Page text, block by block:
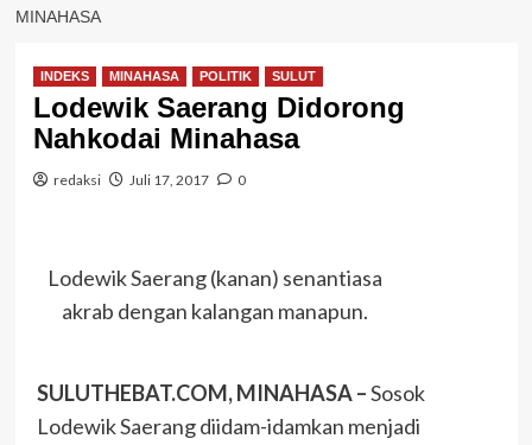
MINAHASA
INDEKS MINAHASA POLITIK SULUT
Lodewik Saerang Didorong
Nahkodai Minahasa
redaksi Juli 17, 2017 0
Lodewik Saerang (kanan) senantiasa
akrab dengan kalangan manapun.
SULUTHEBAT.COM, MINAHASA –Sosok
Lodewik Saerang diidam-idamkan menjadi